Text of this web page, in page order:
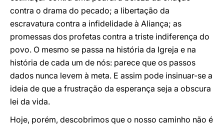
contra o drama do pecado; a libertação da
escravatura contra a infidelidade à Aliança; as
promessas dos profetas contra a triste indiferença do
povo. O mesmo se passa na história da Igreja e na
história de cada um de nós: parece que os passos
dados nunca levem à meta. E assim pode insinuar-se a
ideia de que a frustração da esperança seja a obscura
lei da vida.
Hoje, porém, descobrimos que o nosso caminho não é